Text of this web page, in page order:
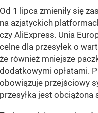
Od 1 lipca zmieniły się
na azjatyckich
czy AliExpress. Unia
celne dla przesyłek o
że również mniejsze
dodatkowymi opłatami.
obowiązuje przejściowy
przesyłka jest obciążona